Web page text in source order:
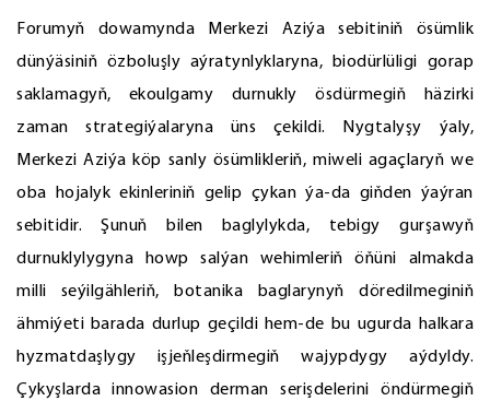
Forumyň dowamynda Merkezi Aziýa sebitiniň ösümlik
dünýäsiniň özboluşly aýratynlyklaryna, biodürlüligi gorap
saklamagyň, ekoulgamy durnukly ösdürmegiň häzirki
zaman strategiýalaryna üns çekildi. Nygtalyşy ýaly,
Merkezi Aziýa köp sanly ösümlikleriň, miweli agaçlaryň we
oba hojalyk ekinleriniň gelip çykan ýa-da giňden ýaýran
sebitidir. Şunuň bilen baglylykda, tebigy gurşawyň
durnuklylygyna howp salýan wehimleriň öňüni almakda
milli seýilgähleriň, botanika baglarynyň döredilmeginiň
ähmiýeti barada durlup geçildi hem-de bu ugurda halkara
hyzmatdaşlygy işjeňleşdirmegiň wajypdygy aýdyldy.
Çykyşlarda innowasion derman serişdelerini öndürmegiň